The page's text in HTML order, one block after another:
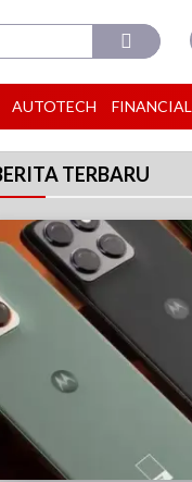
AUTOTECH FINANCIAL
TERBARU